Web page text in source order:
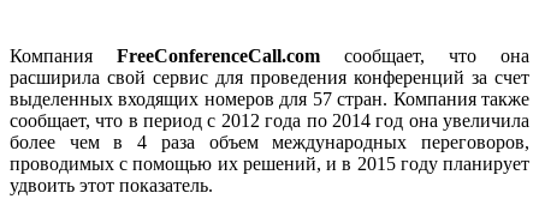
Компания FreeConferenceCall.com сообщает, что она
расширила свой сервис для проведения конференций за счет
выделенных входящих номеров для 57 стран. Компания также
сообщает, что в период с 2012 года по 2014 год она увеличила
более чем в 4 раза объем международных переговоров,
проводимых с помощью их решений, и в 2015 году планирует
удвоить этот показатель.